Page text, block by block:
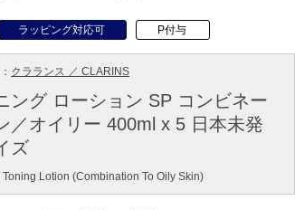
ラッピング対応可 P付与
クラランス ／ CLARINS
ング ローション SP コンビネー
／オイリー 400ml x 5 日本未発
ズ
Toning Lotion (Combination To Oily Skin)